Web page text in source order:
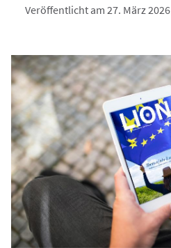
Veröffentlicht am 27. März 2026